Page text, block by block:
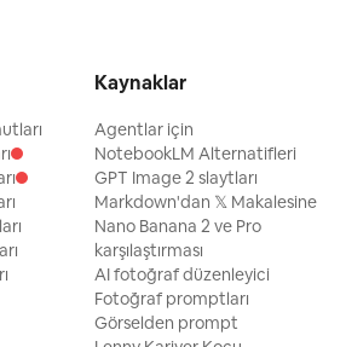
Kaynaklar
Agentlar için
NotebookLM Alternatifleri
GPT Image 2 slaytları
Markdown'dan 𝕏 Makalesine
Nano Banana 2 ve Pro
karşılaştırması
AI fotoğraf düzenleyici
Fotoğraf promptları
Görselden prompt